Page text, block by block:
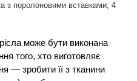
з поролоновими вставками; 4
може бути виконана
того, хто виготовляє
— зробити її з тканини